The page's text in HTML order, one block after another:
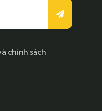
chính sách